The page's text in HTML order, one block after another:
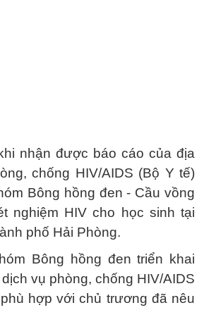
nhận được báo cáo của địa
chống HIV/AIDS (Bộ Y tế)
Bông hồng đen - Cầu vồng
nghiệm HIV cho học sinh tại
phố Hải Phòng.
Bông hồng đen triển khai
vụ phòng, chống HIV/AIDS
hợp với chủ trương đã nêu